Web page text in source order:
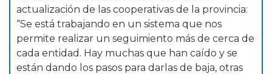
actualización de las cooperativas de la provincia:
“Se está trabajando en un sistema que nos
permite realizar un seguimiento más de cerca de
cada entidad. Hay muchas que han caído y se
están dando los pasos para darlas de baja, otras